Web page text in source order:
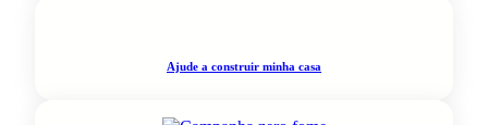
Ajude a construir minha casa